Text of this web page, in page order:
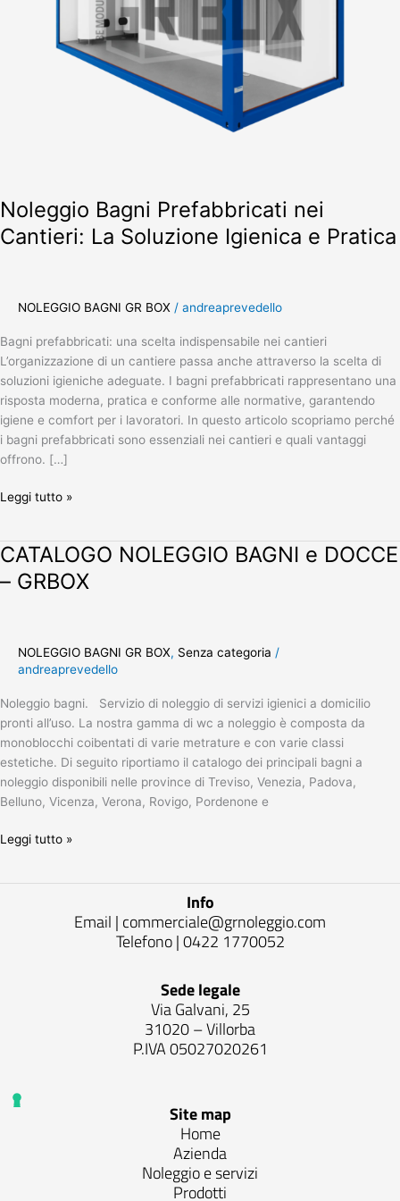
Noleggio Bagni Prefabbricati nei
Cantieri: La Soluzione Igienica e Pratica
NOLEGGIO BAGNI GR BOX / andreaprevedello
Bagni prefabbricati: una scelta indispensabile nei cantieri
L’organizzazione di un cantiere passa anche attraverso la scelta di
soluzioni igieniche adeguate. I bagni prefabbricati rappresentano una
risposta moderna, pratica e conforme alle normative, garantendo
igiene e comfort per i lavoratori. In questo articolo scopriamo perché
i bagni prefabbricati sono essenziali nei cantieri e quali vantaggi
offrono. […]
Leggi tutto »
CATALOGO NOLEGGIO BAGNI e DOCCE
– GRBOX
NOLEGGIO BAGNI GR BOX, Senza categoria /
andreaprevedello
Noleggio bagni. Servizio di noleggio di servizi igienici a domicilio
pronti all’uso. La nostra gamma di wc a noleggio è composta da
monoblocchi coibentati di varie metrature e con varie classi
estetiche. Di seguito riportiamo il catalogo dei principali bagni a
noleggio disponibili nelle province di Treviso, Venezia, Padova,
Belluno, Vicenza, Verona, Rovigo, Pordenone e
CATALOGO
NOLEGGIO
BAGNI
GRBOX
Leggi tutto »
Info
Email | commerciale@grnoleggio.com
Telefono |0422 1770052
Sede legale
Via Galvani, 25
31020 – Villorba
P.IVA 05027020261
Site map
Home
Azienda
Noleggio e servizi
Prodotti